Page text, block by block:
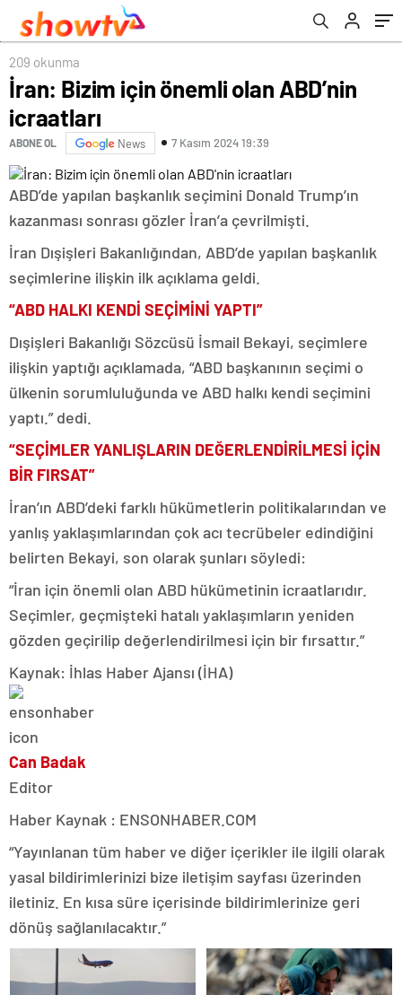
209 okunma
İran: Bizim için önemli olan ABD’nin
icraatları
ABONE OL News 7 Kasım 2024 19:39
ABD’de yapılan başkanlık seçimini Donald Trump’ın
kazanması sonrası gözler İran’a çevrilmişti.
İran Dışişleri Bakanlığından, ABD’de yapılan başkanlık
seçimlerine ilişkin ilk açıklama geldi.
“ABD HALKI KENDİ SEÇİMİNİ YAPTI”
Dışişleri Bakanlığı Sözcüsü İsmail Bekayi, seçimlere
ilişkin yaptığı açıklamada, “ABD başkanının seçimi o
ülkenin sorumluluğunda ve ABD halkı kendi seçimini
yaptı.” dedi.
“SEÇİMLER YANLIŞLARIN DEĞERLENDİRİLMESİ İÇİN
BİR FIRSAT”
İran’ın ABD’deki farklı hükümetlerin politikalarından ve
yanlış yaklaşımlarından çok acı tecrübeler edindiğini
belirten Bekayi, son olarak şunları söyledi:
“İran için önemli olan ABD hükümetinin icraatlarıdır.
Seçimler, geçmişteki hatalı yaklaşımların yeniden
gözden geçirilip değerlendirilmesi için bir fırsattır.”
Kaynak: İhlas Haber Ajansı (İHA)
Can Badak
Editor
Haber Kaynak : ENSONHABER.COM
“Yayınlanan tüm haber ve diğer içerikler ile ilgili olarak
yasal bildirimlerinizi bize iletişim sayfası üzerinden
iletiniz. En kısa süre içerisinde bildirimlerinize geri
dönüş sağlanılacaktır.”